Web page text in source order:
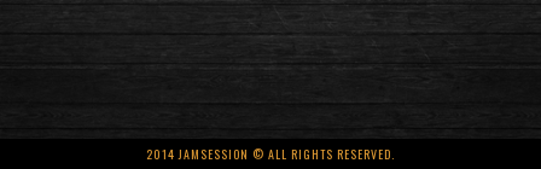
2014 JAMSESSION © ALL RIGHTS RESERVED.